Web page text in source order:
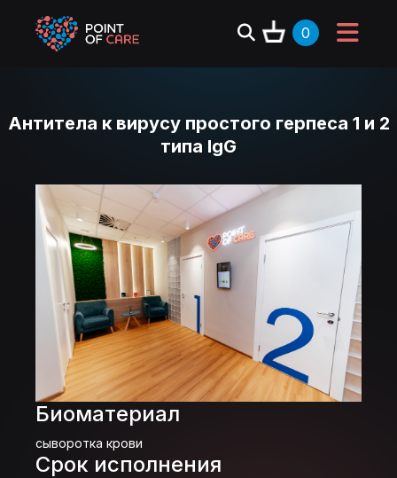
0
Антитела к вирусу простого герпеса 1 и 2
типа IgG
Биоматериал
сыворотка крови
Срок исполнения